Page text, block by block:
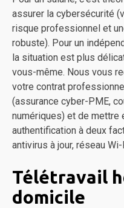
assurer la cybersécurité
risque professionnel et
robuste). Pour un
la situation est plus
vous-même. Nous vous
votre contrat
(assurance cyber-PME,
numériques) et de mettre
authentification à deux
antivirus à jour, réseau
Télétravail
domicile